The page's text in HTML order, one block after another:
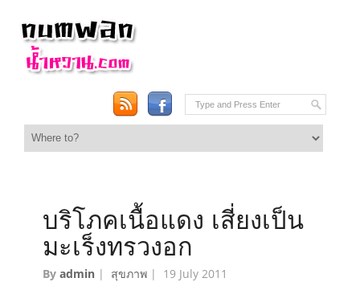
บริโภคเนื้อแดง เสี่ยงเป็น
มะเร็งทรวงอก
Byadmin | สุขภาพ | 19 July 2011